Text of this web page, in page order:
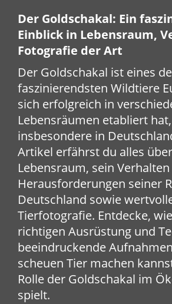
Der Goldschakal: Ein
Einblick in Lebensraum,
Fotografie der Art
Der Goldschakal ist eines
faszinierendsten Wildtiere
sich erfolgreich in
Lebensräumen etabliert hat,
insbesondere in
Artikel erfährst du alles
Lebensraum, sein
Herausforderungen seiner
Deutschland sowie
Tierfotografie. Entdecke,
richtigen Ausrüstung und
beeindruckende
scheuen Tier machen
Rolle der Goldschakal im
spielt.